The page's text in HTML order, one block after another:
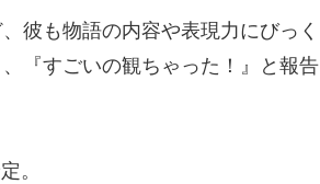
彼も物語の内容や表現力にびっく
『すごいの観ちゃった！』と報告
。